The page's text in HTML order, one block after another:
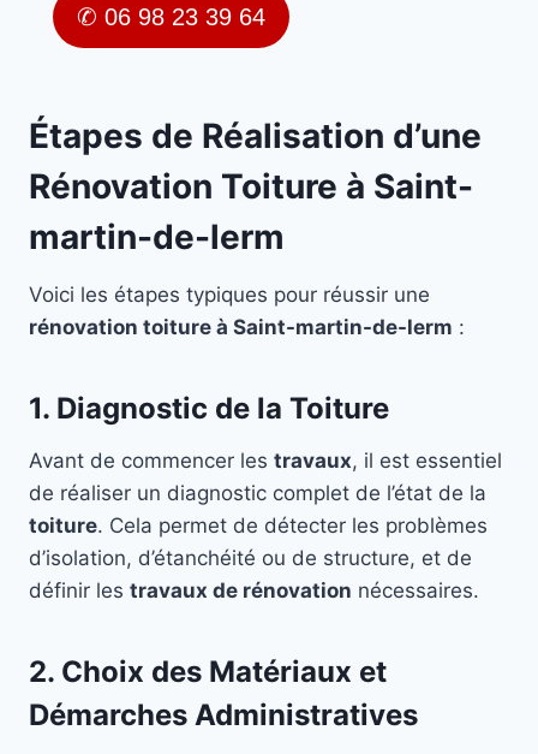
✆ 06 98 23 39 64
Étapes de Réalisation d’une
Rénovation Toiture à Saint-
martin-de-lerm
Voici les étapes typiques pour réussir une
rénovation toiture à Saint-martin-de-lerm :
1. Diagnostic de la Toiture
Avant de commencer les travaux, il est essentiel
de réaliser un diagnostic complet de l’état de la
toiture. Cela permet de détecter les problèmes
d’isolation, d’étanchéité ou de structure, et de
définir les travaux de rénovation nécessaires.
2. Choix des Matériaux et
Démarches Administratives